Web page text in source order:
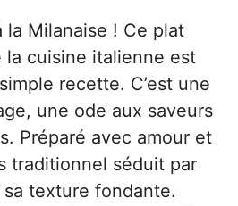
la Milanaise ! Ce plat
la cuisine italienne est
recette. C’est une
une ode aux saveurs
Préparé avec amour et
traditionnel séduit par
texture fondante.